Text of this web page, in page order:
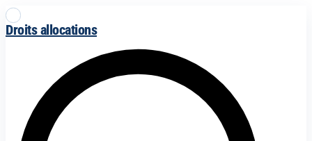
Droits allocations